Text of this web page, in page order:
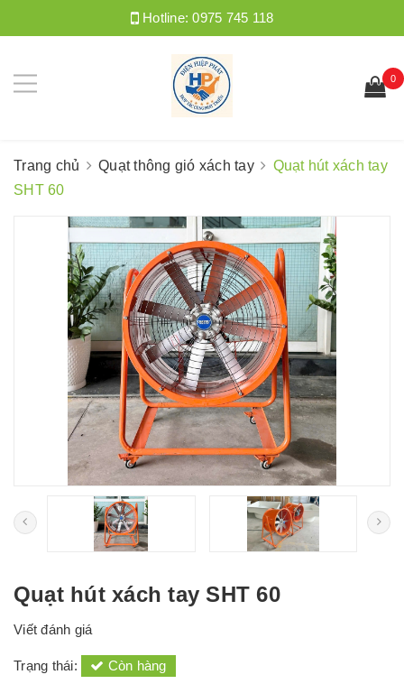
Hotline:0975 745 118
0
Trang chủ Quạt thông gió xách tay
Quạt hút xách tay
SHT 60
Quạt hút xách tay SHT 60
Viết đánh giá
Trạng thái: Còn hàng